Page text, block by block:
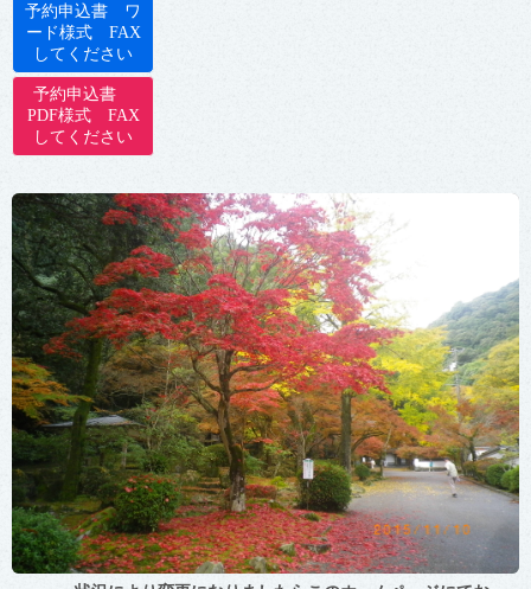
予約申込書 ワ
ード様式 FAX
してください
予約申込書
PDF様式 FAX
してください